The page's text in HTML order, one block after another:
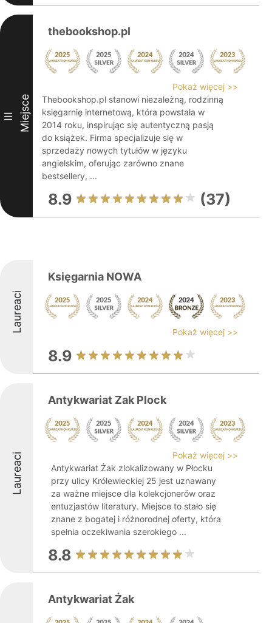
III Miejsce
thebookshop.pl
Pokaż więcej >>
Thebookshop.pl stanowi niezależną, rodzinną
księgarnię internetową, która powstała w
2014 roku, inspirując się autentyczną pasją
do książek. Firma specjalizuje się w
sprzedaży nowych tytułów w języku
angielskim, oferując zarówno znane
bestsellery, ...
8.9 (37)
Laureaci
Księgarnia NOWA
Pokaż więcej >>
8.9
Laureaci
Antykwariat Zak Plock
Pokaż więcej >>
Antykwariat Żak zlokalizowany w Płocku
przy ulicy Królewieckiej 25 jest uznawany
za ważne miejsce dla kolekcjonerów oraz
entuzjastów literatury. Miejsce to stało się
znane z bogatej i różnorodnej oferty, która
spełnia oczekiwania szerokiego ...
8.8
Antykwariat Żak